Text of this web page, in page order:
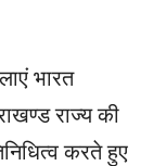
भारत
राज्य की
करते हुए